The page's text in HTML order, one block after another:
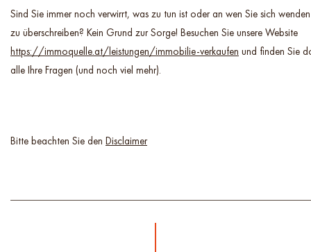
Sind Sie immer noch verwirrt, was zu tun ist oder an wen Sie sich
zu überschreiben? Kein Grund zur Sorge! Besuchen Sie unsere Website
https://immoquelle.at/leistungen/immobilie-verkaufen und finden Sie
alle Ihre Fragen (und noch viel mehr).
Bitte beachten Sie den Disclaimer